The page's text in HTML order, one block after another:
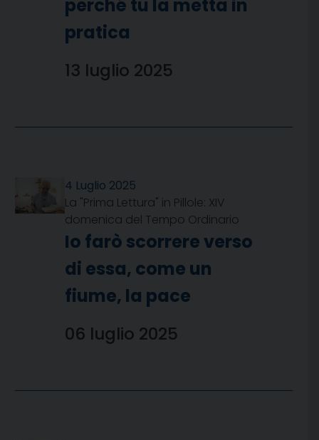
perché tu la metta in
pratica
13 luglio 2025
4 Luglio 2025
La "Prima Lettura" in Pillole: XIV
domenica del Tempo Ordinario
Io farò scorrere verso
di essa, come un
fiume, la pace
06 luglio 2025